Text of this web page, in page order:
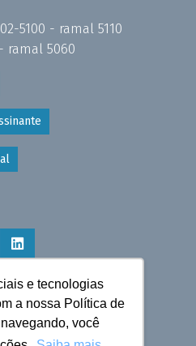
e tecnologias
a nossa Política de
você
5100 - ramal 5110
ramal 5060